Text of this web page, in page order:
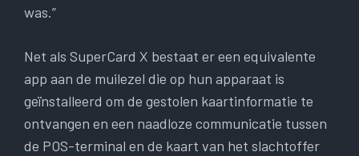
was.”
Net als SuperCard X bestaat er een equivalente
app aan de muilezel die op hun apparaat is
geïnstalleerd om de gestolen kaartinformatie te
ontvangen en een naadloze communicatie tussen
de POS-terminal en de kaart van het slachtoffer